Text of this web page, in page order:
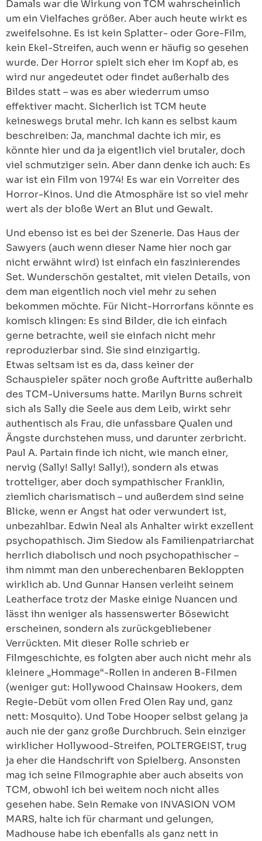
Damals war die Wirkung von TCM wahrscheinlich
um ein Vielfaches größer. Aber auch heute wirkt es
zweifelsohne. Es ist kein Splatter- oder Gore-Film,
kein Ekel-Streifen, auch wenn er häufig so gesehen
wurde. Der Horror spielt sich eher im Kopf ab, es
wird nur angedeutet oder findet außerhalb des
Bildes statt – was es aber wiederrum umso
effektiver macht. Sicherlich ist TCM heute
keineswegs brutal mehr. Ich kann es selbst kaum
beschreiben: Ja, manchmal dachte ich mir, es
könnte hier und da ja eigentlich viel brutaler, doch
viel schmutziger sein. Aber dann denke ich auch: Es
war ist ein Film von 1974! Es war ein Vorreiter des
Horror-Kinos. Und die Atmosphäre ist so viel mehr
wert als der bloße Wert an Blut und Gewalt.
Und ebenso ist es bei der Szenerie. Das Haus der
Sawyers (auch wenn dieser Name hier noch gar
nicht erwähnt wird) ist einfach ein faszinierendes
Set. Wunderschön gestaltet, mit vielen Details, von
dem man eigentlich noch viel mehr zu sehen
bekommen möchte. Für Nicht-Horrorfans könnte es
komisch klingen: Es sind Bilder, die ich einfach
gerne betrachte, weil sie einfach nicht mehr
reproduzierbar sind. Sie sind einzigartig.
Etwas seltsam ist es da, dass keiner der
Schauspieler später noch große Auftritte außerhalb
des TCM-Universums hatte. Marilyn Burns schreit
sich als Sally die Seele aus dem Leib, wirkt sehr
authentisch als Frau, die unfassbare Qualen und
Ängste durchstehen muss, und darunter zerbricht.
Paul A. Partain finde ich nicht, wie manch einer,
nervig (Sally! Sally! Sally!), sondern als etwas
trotteliger, aber doch sympathischer Franklin,
ziemlich charismatisch – und außerdem sind seine
Blicke, wenn er Angst hat oder verwundert ist,
unbezahlbar. Edwin Neal als Anhalter wirkt exzellent
psychopathisch. Jim Siedow als Familienpatriarchat
herrlich diabolisch und noch psychopathischer –
ihm nimmt man den unberechenbaren Bekloppten
wirklich ab. Und Gunnar Hansen verleiht seinem
Leatherface trotz der Maske einige Nuancen und
lässt ihn weniger als hassenswerter Bösewicht
erscheinen, sondern als zurückgebliebener
Verrückten. Mit dieser Rolle schrieb er
Filmgeschichte, es folgten aber auch nicht mehr als
kleinere „Hommage“-Rollen in anderen B-Filmen
(weniger gut: Hollywood Chainsaw Hookers, dem
Regie-Debüt vom ollen Fred Olen Ray und, ganz
nett: Mosquito). Und Tobe Hooper selbst gelang ja
auch nie der ganz große Durchbruch. Sein einziger
wirklicher Hollywood-Streifen, POLTERGEIST, trug
ja eher die Handschrift von Spielberg. Ansonsten
mag ich seine Filmographie aber auch abseits von
TCM, obwohl ich bei weitem noch nicht alles
gesehen habe. Sein Remake von INVASION VOM
MARS, halte ich für charmant und gelungen,
Madhouse habe ich ebenfalls als ganz nett in